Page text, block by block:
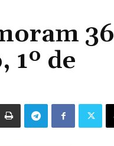
36
1º de